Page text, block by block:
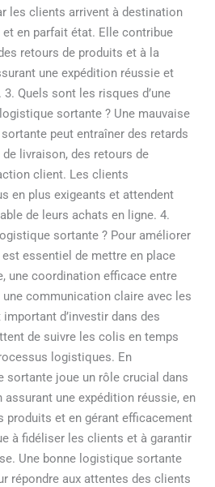
les clients arrivent à destination
en parfait état. Elle contribue
retours de produits et à la
une expédition réussie et
Quels sont les risques d’une
sortante ? Une mauvaise
peut entraîner des retards
livraison, des retours de
client. Les clients
en plus exigeants et attendent
de leurs achats en ligne. 4.
sortante ? Pour améliorer
essentiel de mettre en place
une coordination efficace entre
communication claire avec les
d’investir dans des
de suivre les colis en temps
logistiques. En
sortante joue un rôle crucial dans
une expédition réussie, en
produits et en gérant efficacement
à fidéliser les clients et à garantir
Une bonne logistique sortante
répondre aux attentes des clients